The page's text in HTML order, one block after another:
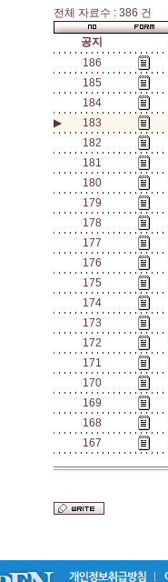
전체 자료수 : 386 건
공지
186
185
184
▶
183
182
181
180
179
178
177
176
175
174
173
172
171
170
169
168
167